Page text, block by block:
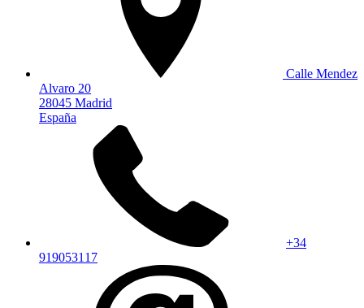
Calle Mendez
Alvaro 20
28045 Madrid
España
+34
919053117